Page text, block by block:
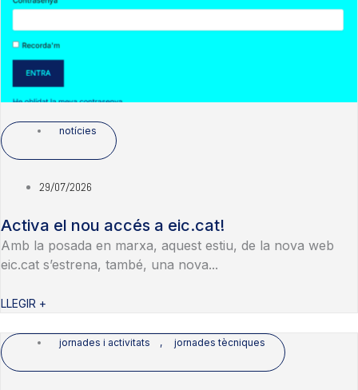
notícies
29/07/2026
Activa el nou accés a eic.cat!
Amb la posada en marxa, aquest estiu, de la nova web
eic.cat s’estrena, també, una nova...
LLEGIR +
jornades i activitats , jornades tècniques